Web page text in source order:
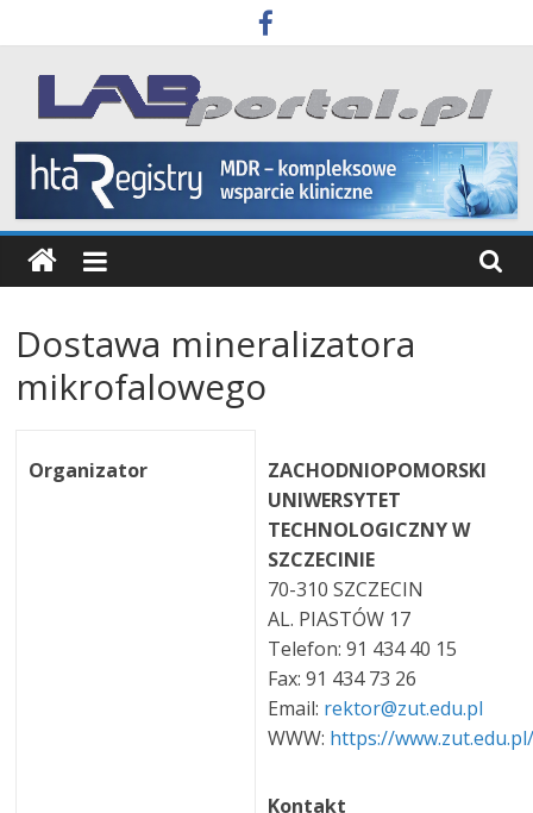
to
content
Labportal
Laboratoria
Aparatura
Badania
Dostawa mineralizatora
mikrofalowego
Organizator
ZACHODNIOPOMORSKI
UNIWERSYTET
TECHNOLOGICZNY W
SZCZECINIE
70-310 SZCZECIN
AL. PIASTÓW 17
Telefon: 91 434 40 15
Fax: 91 434 73 26
Email: rektor@zut.edu.pl
WWW: https://
Kontakt